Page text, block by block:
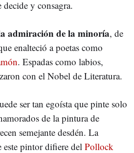
y consagra.
admiración de la minoría, de
enalteció a poetas como
. Espadas como labios,
con el Nobel de Literatura.
ser tan egoísta que pinte solo
de la pintura de
semejante desdén. La
este pintor difiere del Pollock